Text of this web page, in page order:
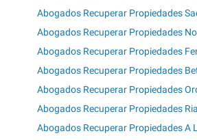
Abogados Recuperar Propiedades
Abogados Recuperar Propiedades
Abogados Recuperar Propiedades
Abogados Recuperar Propiedades
Abogados Recuperar Propiedades
Abogados Recuperar Propiedades
Abogados Recuperar Propiedades A